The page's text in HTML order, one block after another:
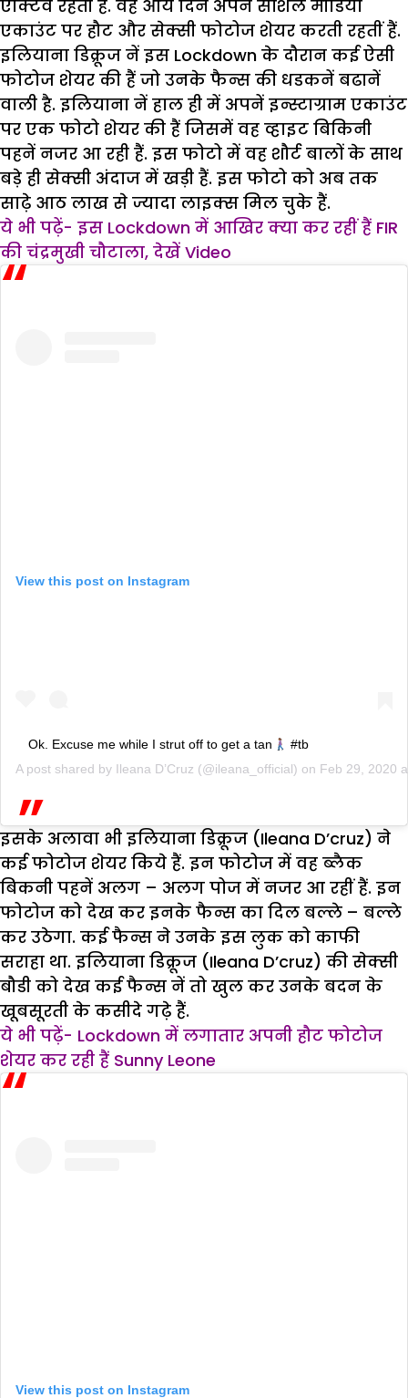
एक्टिव रहतीं हैं. वह आये दिन अपने सोशल मीडिया
एकाउंट पर हौट और सेक्सी फोटोज शेयर करती रहतीं हैं.
इलियाना डिक्रूज नें इस Lockdown के दौरान कई ऐसी
फोटोज शेयर की हैं जो उनके फैन्स की धडकनें बढानें
वाली है. इलियाना नें हाल ही में अपनें इन्स्टाग्राम एकाउंट
पर एक फोटो शेयर की हैं जिसमें वह व्हाइट बिकिनी
पहनें नजर आ रही हैं. इस फोटो में वह शौर्ट बालों के साथ
बड़े ही सेक्सी अंदाज में खड़ी हैं. इस फोटो को अब तक
साढ़े आठ लाख से ज्यादा लाइक्स मिल चुके हैं.
ये भी पढ़ें- इस Lockdown में आखिर क्या कर रहीं हैं FIR
की चंद्रमुखी चौटाला, देखें Video
View this post on Instagram
Ok. Excuse me while I strut off to get a tan
#tb
A post shared by Ileana D’Cruz (@ileana_official) on Feb 29, 2020
इसके अलावा भी इलियाना डिक्रूज (Ileana D’cruz) ने
कई फोटोज शेयर किये हैं. इन फोटोज में वह ब्लैक
बिकनी पहनें अलग – अलग पोज में नजर आ रहीं हैं. इन
फोटोज को देख कर इनके फैन्स का दिल बल्ले – बल्ले
कर उठेगा. कई फैन्स ने उनके इस लुक को काफी
सराहा था. इलियाना डिक्रूज (Ileana D’cruz) की सेक्सी
बौडी को देख कई फैन्स नें तो खुल कर उनके बदन के
खूबसूरती के कसीदे गढ़े हैं.
ये भी पढ़ें- Lockdown में लगातार अपनी हौट फोटोज
शेयर कर रही हैं Sunny Leone
View this post on Instagram